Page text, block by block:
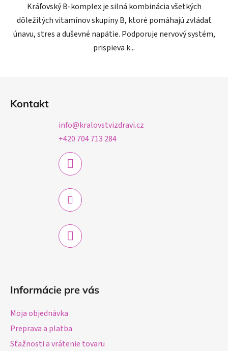
Kráľovský B-komplex je silná kombinácia všetkých
dôležitých vitamínov skupiny B, ktoré pomáhajú zvládať
únavu, stres a duševné napätie. Podporuje nervový systém,
prispieva k...
Kontakt
info@kralovstvizdravi.cz
+420 704 713 284
Informácie pre vás
Moja objednávka
Preprava a platba
Sťažnosti a vrátenie tovaru